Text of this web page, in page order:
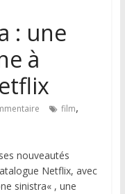
: une
à
film,
nouveautés
Netflix, avec
sinistra« , une